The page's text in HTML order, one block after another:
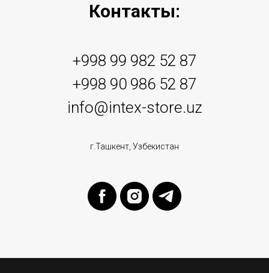
Контакты:
+998 99 982 52 87
+998 90 986 52 87
info@intex-store.uz
г.Ташкент, Узбекистан